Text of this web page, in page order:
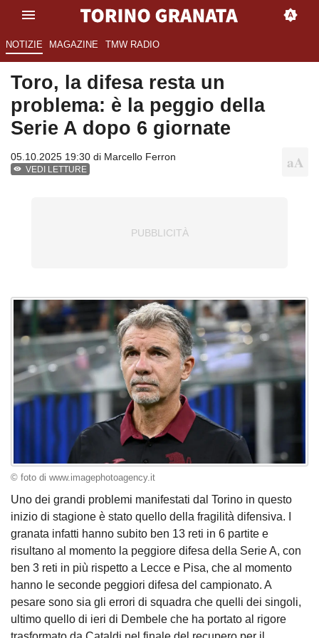
NOTIZIE MAGAZINE TMW RADIO
Toro, la difesa resta un
problema: è la peggio della
Serie A dopo 6 giornate
05.10.2025 19:30 di Marcello Ferron
VEDI LETTURE
© foto di www.imagephotoagency.it
Uno dei grandi problemi manifestati dal Torino in questo
inizio di stagione è stato quello della fragilità difensiva. I
granata infatti hanno subito ben 13 reti in 6 partite e
risultano al momento la peggiore difesa della Serie A, con
ben 3 reti in più rispetto a Lecce e Pisa, che al momento
hanno le seconde peggiori difesa del campionato. A
pesare sono sia gli errori di squadra che quelli dei singoli,
ultimo quello di ieri di Dembele che ha portato al rigore